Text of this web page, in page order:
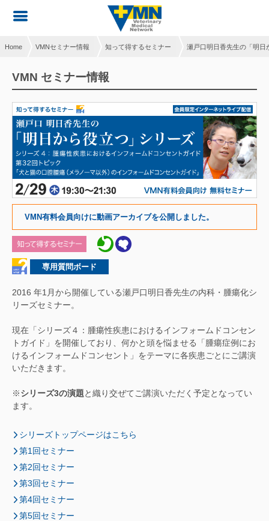
Home VMNセミナー情報 知って得するセミナー 瀬戸口明日香先生の「明日
VMN セミナー情報
VMN有料会員向けに動画アーカイブを公開しました。
専用質問ボード
2016 年1月から開催している瀬戸口明日香先生の内科・腫瘍化シ
リーズセミナー。
現在「シリーズ４：腫瘍性疾患におけるインフォームドコンセン
トガイド」を開催しており、何かと頭を悩ませる「腫瘍症例にお
けるインフォームドコンセント」をテーマに各疾患ごとにご講演
いただきます。
※シリーズ3の演題と織り交ぜてご講演いただく予定となってい
ます。
シリーズトップページはこちら
第1回セミナー
第2回セミナー
第3回セミナー
第4回セミナー
第5回セミナー